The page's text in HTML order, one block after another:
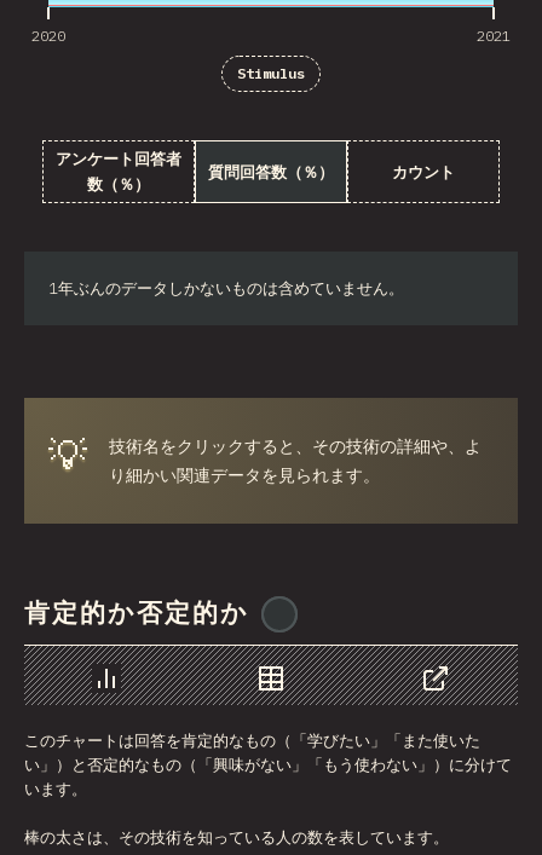
2020 2021
Stimulus
アンケート回答者
数（％）
質問回答数（％） カウント
1年ぶんのデータしかないものは含めていません。
💡
技術名をクリックすると、その技術の詳細や、よ
り細かい関連データを見られます。
肯定的か否定的か
チャート データ
シェア
このチャートは回答を肯定的なもの（「学びたい」「また使いた
い」）と否定的なもの（「興味がない」「もう使わない」）に分けて
います。
棒の太さは、その技術を知っている人の数を表しています。